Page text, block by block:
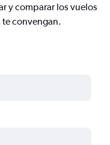
y comparar los vuelos
te convengan.